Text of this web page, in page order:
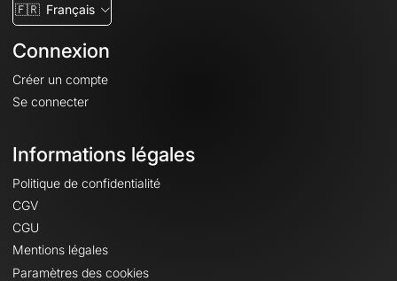
🇫🇷 Français
Connexion
Créer un compte
Se connecter
Informations légales
Politique de confidentialité
CGV
CGU
Mentions légales
Paramètres des cookies